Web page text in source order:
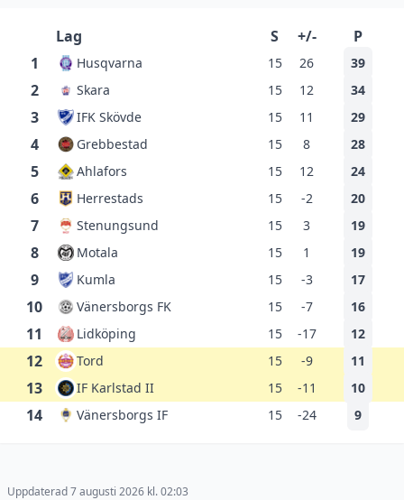
Lag S +/-
P
1
Husqvarna 15 26 39
2 Skara 15 12 34
3 IFK Skövde 15 11 29
4 Grebbestad 15 8 28
5 Ahlafors 15 12 24
6 Herrestads 15 -2 20
7 Stenungsund 15 3 19
8 Motala 15 1 19
9 Kumla 15 -3 17
10 Vänersborgs FK 15 -7 16
11 Lidköping 15 -17 12
12 Tord 15 -9 11
13 IF Karlstad II 15 -11 10
14 Vänersborgs IF 15 -24 9
Uppdaterad 7 augusti 2026 kl. 02:03